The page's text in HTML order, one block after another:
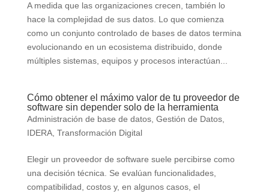
A medida que las organizaciones crecen, también lo
hace la complejidad de sus datos. Lo que comienza
como un conjunto controlado de bases de datos termina
evolucionando en un ecosistema distribuido, donde
múltiples sistemas, equipos y procesos interactúan...
Cómo obtener el máximo valor de tu proveedor de
software sin depender solo de la herramienta
Administración de base de datos, Gestión de Datos,
IDERA, Transformación Digital
Elegir un proveedor de software suele percibirse como
una decisión técnica. Se evalúan funcionalidades,
compatibilidad, costos y, en algunos casos, el